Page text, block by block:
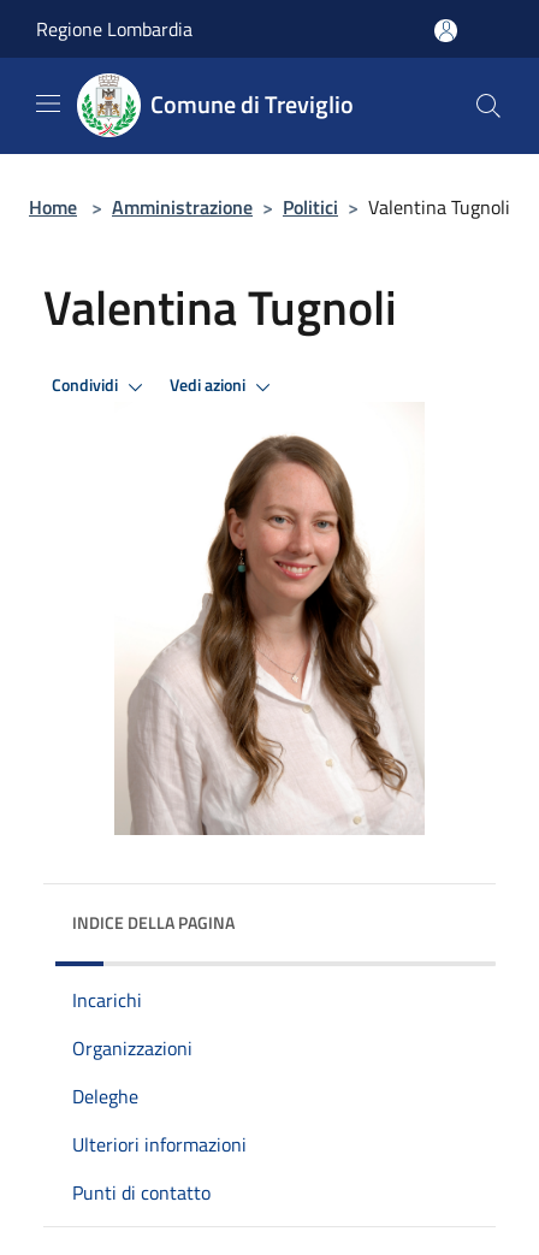
Regione Lombardia
Comune di Treviglio
Home > Amministrazione > Politici > Valentina Tugnoli
Valentina Tugnoli
Condividi Vedi azioni
INDICE DELLA PAGINA
Incarichi
Organizzazioni
Deleghe
Ulteriori informazioni
Punti di contatto